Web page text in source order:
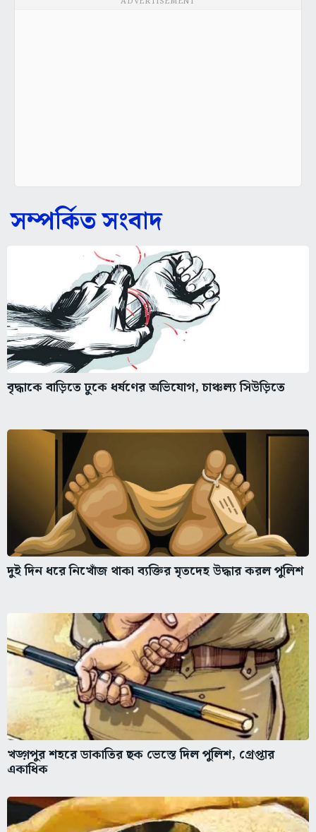
সম্পর্কিত সংবাদ
বৃদ্ধাকে বাড়িতে ঢুকে ধর্ষণের অভিযোগ, চাঞ্চল্য সিউড়িতে
দুই দিন ধরে নিখোঁজ থাকা ব্যক্তির মৃতদেহ উদ্ধার করল পুলিশ
খড়্গপুর শহরে ডাকাতির ছক ভেস্তে দিল পুলিশ, গ্রেপ্তার
একাধিক